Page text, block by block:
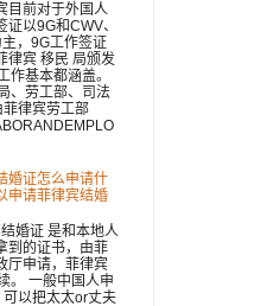
目前对于外国人
证以9G和CWV、
主，9G工作签证
律宾 移民 局颁发
作基本都涵盖。
、劳工部、司法
律宾劳工部
婚证怎么申请什
申请菲律宾结婚
婚证 是和本地人
到的证书，由菲
厅申请，菲律宾
。 一般中国人申
以把太太or丈夫